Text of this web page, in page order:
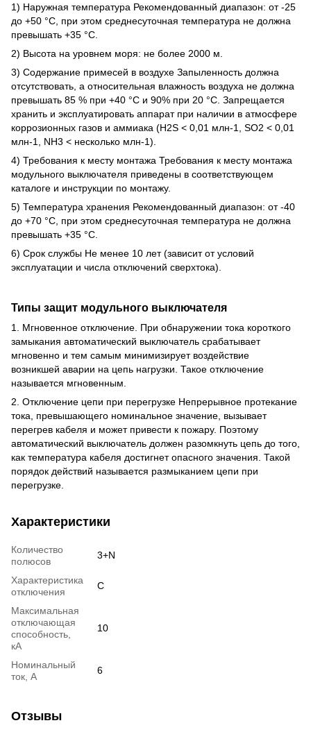
1) Наружная температура Рекомендованный диапазон: от -25
до +50 °C, при этом среднесуточная температура не должна
превышать +35 °C.
2) Высота на уровнем моря: не более 2000 м.
3) Содержание примесей в воздухе Запыленность должна
отсутствовать, а относительная влажность воздуха не должна
превышать 85 % при +40 °C и 90% при 20 °C. Запрещается
хранить и эксплуатировать аппарат при наличии в атмосфере
коррозионных газов и аммиака (H2S < 0,01 млн-1, SO2 < 0,01
млн-1, NH3 < несколько млн-1).
4) Требования к месту монтажа Требования к месту монтажа
модульного выключателя приведены в соответствующем
каталоге и инструкции по монтажу.
5) Температура хранения Рекомендованный диапазон: от -40
до +70 °C, при этом среднесуточная температура не должна
превышать +35 °C.
6) Срок службы Не менее 10 лет (зависит от условий
эксплуатации и числа отключений сверхтока).
Типы защит модульного выключателя
1. Мгновенное отключение. При обнаружении тока короткого
замыкания автоматический выключатель срабатывает
мгновенно и тем самым минимизирует воздействие
возникшей аварии на цепь нагрузки. Такое отключение
называется мгновенным.
2. Отключение цепи при перегрузке Непрерывное протекание
тока, превышающего номинальное значение, вызывает
перегрев кабеля и может привести к пожару. Поэтому
автоматический выключатель должен разомкнуть цепь до того,
как температура кабеля достигнет опасного значения. Такой
порядок действий называется размыканием цепи при
перегрузке.
Характеристики
Количество
полюсов
3+N
Характеристика
отключения
C
Максимальная
отключающая
способность,
кА
10
Номинальный
ток, А
6
Отзывы